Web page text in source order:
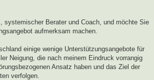
systemischer Berater und Coach, und möchte Sie
aufmerksam machen.
einige wenige Unterstützungsangebote für
Neigung, die nach meinem Eindruck vorrangig
Ansatz haben und das Ziel der
verfolgen.